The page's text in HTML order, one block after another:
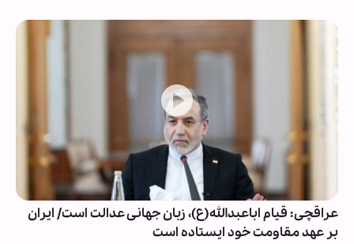
عراقچی: قیام اباعبدالله(ع)، زبان جهانی عدالت است/ ایران
بر عهد مقاومت خود ایستاده است